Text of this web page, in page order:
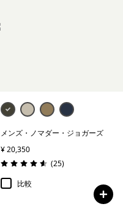
メンズ・ノマダー・ジョガーズ
¥ 20,350
評価: 4.6 / 5
(25レビュー
)
比較